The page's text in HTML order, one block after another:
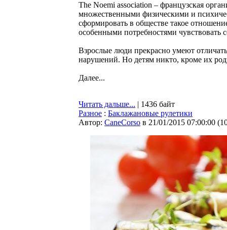
The Noemi association – французская
множественными физическими и
сформировать в обществе такое
особенными потребностями чувствовать
Взрослые люди прекрасно умеют
нарушений. Но детям никто, кроме их
Далее...
Читать дальше... | 1436 байт
Разное : Баклажановые рулетики
Автор: CaneCorso в 21/01/2015 07:00:00 (